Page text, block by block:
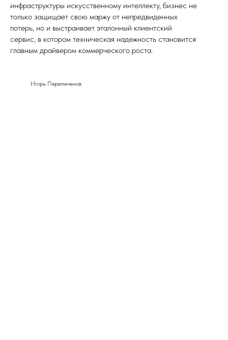
инфраструктуры искусственному интеллекту, бизнес не
только защищает свою маржу от непредвиденных
потерь, но и выстраивает эталонный клиентский
сервис, в котором техническая надежность становится
главным драйвером коммерческого роста.
Игорь Перепеченов